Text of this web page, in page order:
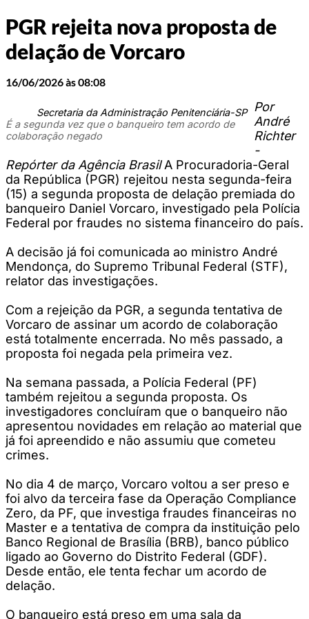
PGR rejeita nova proposta de
delação de Vorcaro
16/06/2026 às 08:08
Secretaria da Administração Penitenciária-SP
É a segunda vez que o banqueiro tem acordo de
colaboração negado
Por
André
Richter
-
Repórter da Agência BrasilA Procuradoria-Geral
da República (PGR) rejeitou nesta segunda-feira
(15) a segunda proposta de delação premiada do
banqueiro Daniel Vorcaro, investigado pela Polícia
Federal por fraudes no sistema financeiro do país.
A decisão já foi comunicada ao ministro André
Mendonça, do Supremo Tribunal Federal (STF),
relator das investigações.
Com a rejeição da PGR, a segunda tentativa de
Vorcaro de assinar um acordo de colaboração
está totalmente encerrada. No mês passado, a
proposta foi negada pela primeira vez.
Na semana passada, a Polícia Federal (PF)
também rejeitou a segunda proposta. Os
investigadores concluíram que o banqueiro não
apresentou novidades em relação ao material que
já foi apreendido e não assumiu que cometeu
crimes.
No dia 4 de março, Vorcaro voltou a ser preso e
foi alvo da terceira fase da Operação Compliance
Zero, da PF, que investiga fraudes financeiras no
Master e a tentativa de compra da instituição pelo
Banco Regional de Brasília (BRB), banco público
ligado ao Governo do Distrito Federal (GDF).
Desde então, ele tenta fechar um acordo de
delação.
O banqueiro está preso em uma sala da